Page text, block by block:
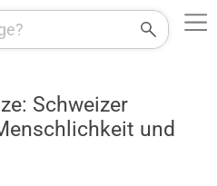
Schweizer
und